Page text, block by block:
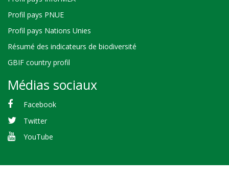
Profil pays PNUE
Profil pays Nations Unies
Résumé des indicateurs de biodiversité
GBIF country profil
Médias sociaux
Facebook
Twitter
YouTube